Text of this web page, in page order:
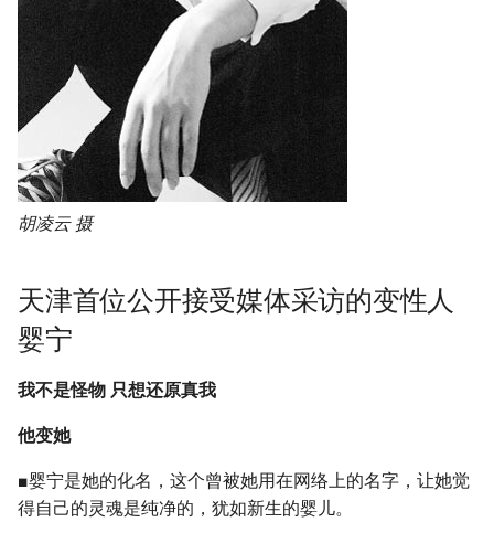
胡凌云 摄
天津首位公开接受媒体采访的变性人
婴宁
我不是怪物 只想还原真我
他变她
■婴宁是她的化名，这个曾被她用在网络上的名字，让她觉
得自己的灵魂是纯净的，犹如新生的婴儿。